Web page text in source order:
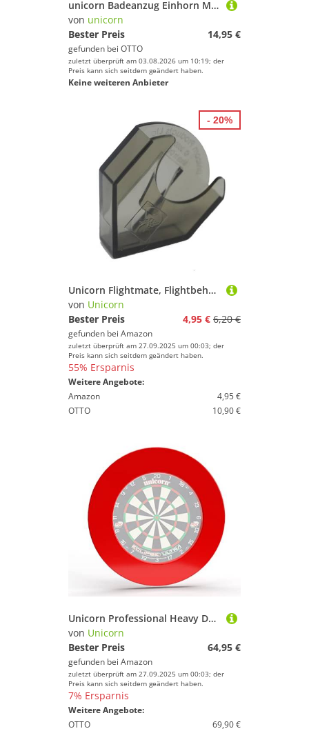
unicorn Badeanzug Einhorn Mädchen Badeanzug Magischer Bikini für den Pool oder am Strand
von unicorn
Bester Preis
14,95 €
gefunden bei OTTO
zuletzt überprüft am 03.08.2026 um 10:19; der
Preis kann sich seitdem geändert haben.
Keine weiteren Anbieter
Unicorn Flightmate, Flightbehälter für 12 Flights
von Unicorn
Bester Preis
4,95 € 6,20 €
gefunden bei Amazon
zuletzt überprüft am 27.09.2025 um 00:03; der
Preis kann sich seitdem geändert haben.
55% Ersparnis
Weitere Angebote:
Amazon
4,95 €
OTTO
10,90 €
- 20%
Unicorn Professional Heavy Duty Dartboard Surround, rot
von Unicorn
Bester Preis
64,95 €
gefunden bei Amazon
zuletzt überprüft am 27.09.2025 um 00:03; der
Preis kann sich seitdem geändert haben.
7% Ersparnis
Weitere Angebote:
OTTO
69,90 €